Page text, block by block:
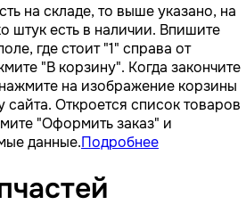
на складе, то выше указано, на
штук есть в наличии. Впишите
где стоит "1" справа от
"В корзину". Когда закончите
на изображение корзины
сайта. Откроется список товаров
"Оформить заказ" и
данные.Подробнее